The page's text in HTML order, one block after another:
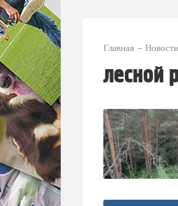
Главная Новости
лесной